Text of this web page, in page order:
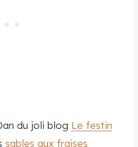
du joli blog Le festin
sables aux fraises